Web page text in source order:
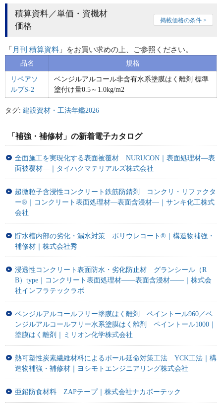
積算資料／単価・資機材
価格
掲載価格の条件 >
「 月刊 積算資料 」をお買い求めの上、ご参照ください。
品名
規格
リペアソ
ルブS-2
ベンジルアルコール非含有水系塗膜はく離剤 標準
塗付け量0.5～1.0kg/m2
タグ: 建設資材・工法年鑑2026
「補強・補修材」の新着電子カタログ
全面施工を実現化する表面被覆材 NURUCON｜表面処理材―表
面被覆材―｜タイハクマテリアルズ株式会社
超微粒子含浸性コンクリート鉄筋防錆剤 コンクリ・リファクタ
ー®｜コンクリート表面処理材―表面含浸材―｜サンキ化工株式
会社
貯水槽内部の劣化・漏水対策 ポリウレコート®｜構造物補強・
補修材｜株式会社秀
浸透性コンクリート表面防水・劣化防止材 グランシール（R
B）type｜コンクリート表面処理材――表面含浸材――｜株式会
社インフラテックラボ
ベンジルアルコールフリー塗膜はく離剤 ペイントール960／ベ
ンジルアルコールフリー水系塗膜はく離剤 ペイントール1000｜
塗膜はく離剤｜ミリオン化学株式会社
熱可塑性炭素繊維材料によるポール延命対策工法 YCK工法｜構
造物補強・補修材｜ヨシモトエンジニアリング株式会社
亜鉛防食材料 ZAPテープ｜株式会社ナカボーテック